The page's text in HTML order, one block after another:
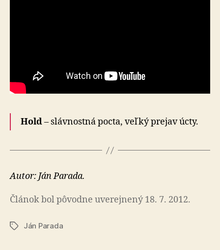
Hold– slávnostná pocta, veľký prejav úcty.
Autor: Ján Parada.
Článok bol pôvodne uverejnený 18. 7. 2012.
ZnačkyJán Parada